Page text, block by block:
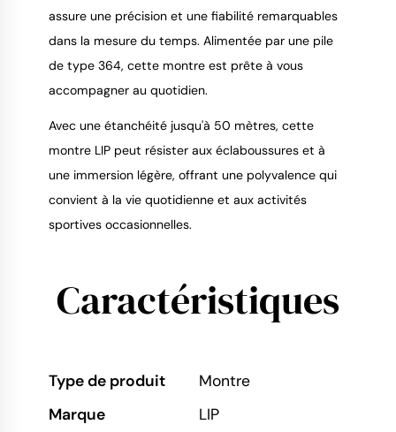
assure une précision et une fiabilité remarquables
dans la mesure du temps. Alimentée par une pile
de type 364, cette montre est prête à vous
accompagner au quotidien.
Avec une étanchéité jusqu'à 50 mètres, cette
montre LIP peut résister aux éclaboussures et à
une immersion légère, offrant une polyvalence qui
convient à la vie quotidienne et aux activités
sportives occasionnelles.
Caractéristiques
Type de produit
Montre
Marque
LIP